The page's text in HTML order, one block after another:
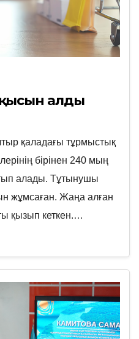
бардың ақысын алды
қаладағы тұрмыстық
бірінен 240 мың
алады. Тұтынушы
жұмсаған. Жаңа алған
қызып кеткен.…